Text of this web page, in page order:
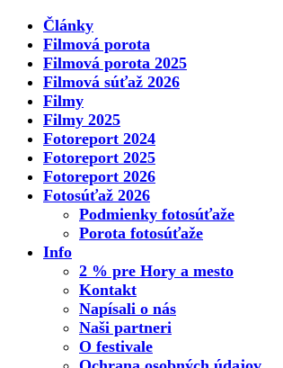
Články
Filmová porota
Filmová porota 2025
Filmová súťaž 2026
Filmy
Filmy 2025
Fotoreport 2024
Fotoreport 2025
Fotoreport 2026
Fotosúťaž 2026
Podmienky fotosúťaže
Porota fotosúťaže
Info
2 % pre Hory a mesto
Kontakt
Napísali o nás
Naši partneri
O festivale